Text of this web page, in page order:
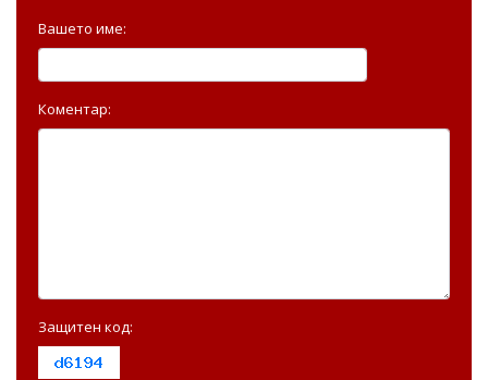
Вашето име:
Коментар:
Защитен код: